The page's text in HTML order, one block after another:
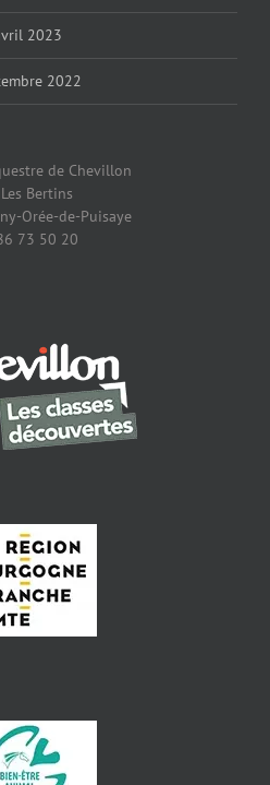
2023
2022
de Chevillon
Bertins
Orée-de-Puisaye
73 50 20